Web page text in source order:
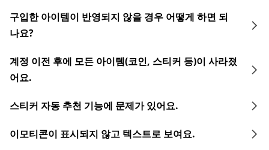
구입한 아이템이 반영되지 않을 경우 어떻게 하면 되
나요?
계정 이전 후에 모든 아이템(코인, 스티커 등)이 사라졌
어요.
스티커 자동 추천 기능에 문제가 있어요.
이모티콘이 표시되지 않고 텍스트로 보여요.